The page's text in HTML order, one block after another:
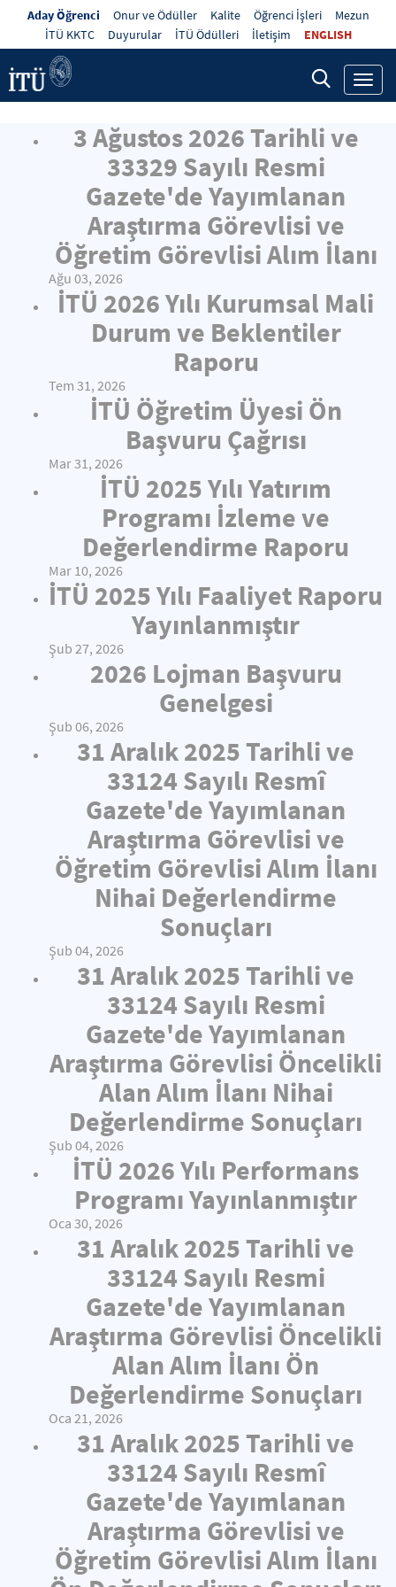
Aday Öğrenci Onur ve Ödüller Kalite Öğrenci İşleri
Mezun
İTÜ KKTC
Duyurular İTÜ Ödülleri İletişim ENGLISH
3 Ağustos 2026 Tarihli ve
33329 Sayılı Resmi
Gazete'de Yayımlanan
Araştırma Görevlisi ve
Öğretim Görevlisi Alım İlanı
Ağu 03, 2026
İTÜ 2026 Yılı Kurumsal Mali
Durum ve Beklentiler
Raporu
Tem 31, 2026
İTÜ Öğretim Üyesi Ön
Başvuru Çağrısı
Mar 31, 2026
İTÜ 2025 Yılı Yatırım
Programı İzleme ve
Değerlendirme Raporu
Mar 10, 2026
İTÜ 2025 Yılı Faaliyet Raporu
Yayınlanmıştır
Şub 27, 2026
2026 Lojman Başvuru
Genelgesi
Şub 06, 2026
31 Aralık 2025 Tarihli ve
33124 Sayılı Resmî
Gazete'de Yayımlanan
Araştırma Görevlisi ve
Öğretim Görevlisi Alım İlanı
Nihai Değerlendirme
Sonuçları
Şub 04, 2026
31 Aralık 2025 Tarihli ve
33124 Sayılı Resmi
Gazete'de Yayımlanan
Araştırma Görevlisi Öncelikli
Alan Alım İlanı Nihai
Değerlendirme Sonuçları
Şub 04, 2026
İTÜ 2026 Yılı Performans
Programı Yayınlanmıştır
Oca 30, 2026
31 Aralık 2025 Tarihli ve
33124 Sayılı Resmi
Gazete'de Yayımlanan
Araştırma Görevlisi Öncelikli
Alan Alım İlanı Ön
Değerlendirme Sonuçları
Oca 21, 2026
31 Aralık 2025 Tarihli ve
33124 Sayılı Resmî
Gazete'de Yayımlanan
Araştırma Görevlisi ve
Öğretim Görevlisi Alım İlanı